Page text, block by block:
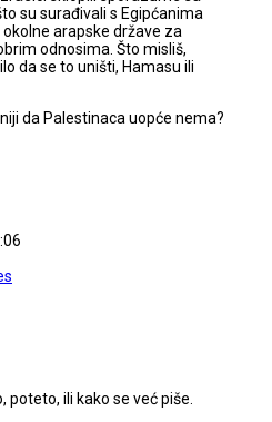
su surađivali s Egipćanima
arapske države za
odnosima. Što misliš,
da se to uništi, Hamasu ili
da Palestinaca uopće nema?
poteto, ili kako se već piše.